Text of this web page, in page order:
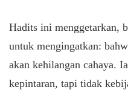
Hadits ini menggetarkan,
untuk mengingatkan:
akan kehilangan cahaya.
kepintaran, tapi tidak